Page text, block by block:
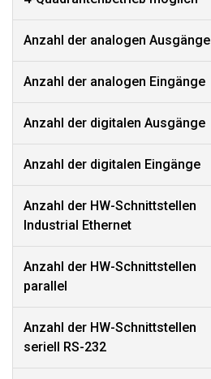
Anzahl der analogen Ausgänge
Anzahl der analogen Eingänge
Anzahl der digitalen Ausgänge
Anzahl der digitalen Eingänge
Anzahl der HW-Schnittstellen
Industrial Ethernet
Anzahl der HW-Schnittstellen
parallel
Anzahl der HW-Schnittstellen
seriell RS-232